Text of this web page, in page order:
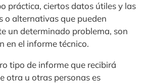
práctica, ciertos datos útiles y las
o alternativas que pueden
un determinado problema, son
en el informe técnico.
tipo de informe que recibirá
otra u otras personas es